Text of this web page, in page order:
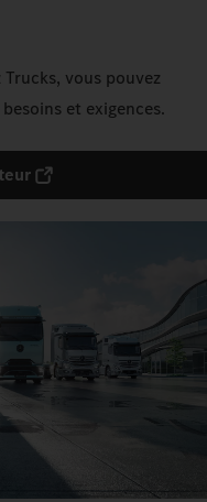
vous pouvez
et exigences.